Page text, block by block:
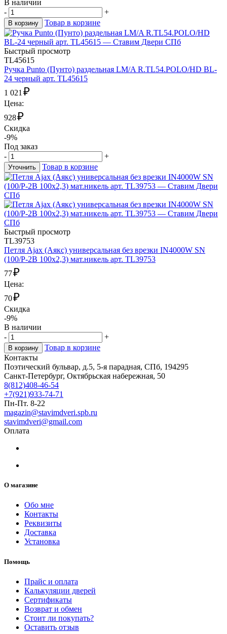
В наличии
-
+
В корзину Товар в корзине
Быстрый просмотр
TL45615
Ручка Punto (Пунто) раздельная LM/A R.TL54.POLO/HD BL-
24 черный арт. TL45615
1 021₽
Цена:
928₽
Скидка
-9%
Под заказ
-
+
Уточнить Товар в корзине
Быстрый просмотр
TL39753
Петля Ajax (Аякс) универсальная без врезки IN4000W SN
(100/P-2B 100x2,3) мат.никель арт. TL39753
77₽
Цена:
70₽
Скидка
-9%
В наличии
-
+
В корзину
Товар в корзине
Контакты
Поэтический бульвар, д.5, 5-я парадная, СПб, 194295
Санкт-Петербург, Октябрьская набережная, 50
8(812)408-46-54
+7(921)933-74-71
Пн-Пт. 8-22
magazin@stavimdveri.spb.ru
stavimdveri@gmail.com
Оплата
О магазине
Обо мне
Контакты
Реквизиты
Доставка
Установка
Помощь
Прайс и оплата
Калькуляции дверей
Сертификаты
Возврат и обмен
Стоит ли покупать?
Оставить отзыв